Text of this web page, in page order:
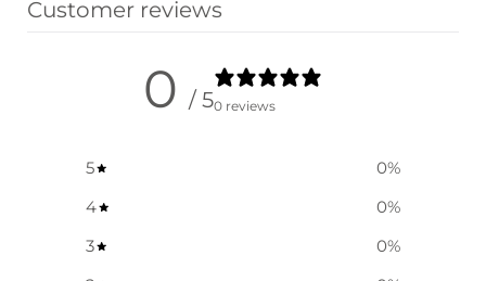
Customer reviews
0 / 50 reviews
5 0%
4
0%
3
0%